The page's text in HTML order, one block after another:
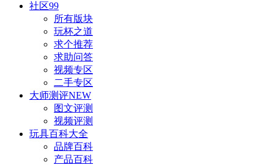
社区99
所有版块
玩杯之道
求个推荐
求助问答
视频专区
二手专区
大师测评NEW
图文评测
视频评测
玩具百科大全
品牌百科
产品百科